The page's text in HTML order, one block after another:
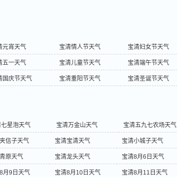
元宵天气 宝清情人节天气 宝清妇女节天气
五一天气 宝清儿童节天气 宝清端午节天气
国庆节天气 宝清重阳节天气 宝清圣诞节天气
七星泡天气 宝清万金山天气 宝清五九七农场天气
信子天气 宝清宝清天气 宝清小城子天气
原天气 宝清龙头天气 宝清8月6日天气
月9日天气 宝清8月10日天气 宝清8月11日天气